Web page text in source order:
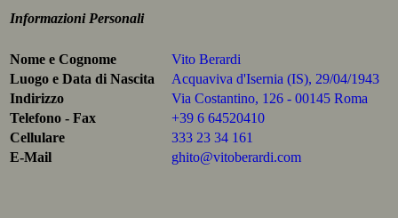
Informazioni Personali
Nome e Cognome
Vito Berardi
Luogo e Data di Nascita
Acquaviva d'Isernia (IS), 29/04/1943
Indirizzo
Via Costantino, 126 - 00145 Roma
Telefono - Fax
+39 6 64520410
Cellulare
333 23 34 161
E-Mail
ghito@vitoberardi.com